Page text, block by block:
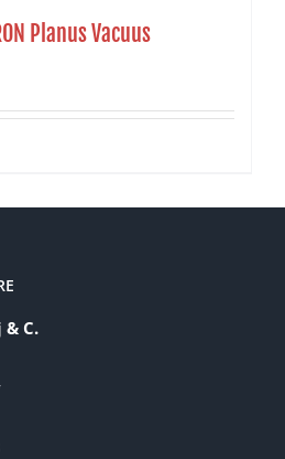
Planus Vacuus
& C.